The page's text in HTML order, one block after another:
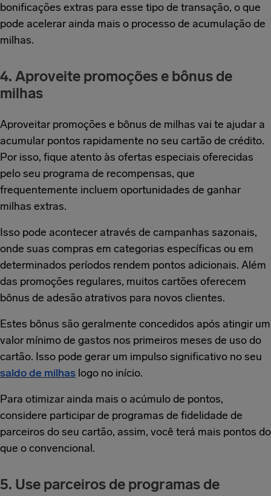
bonificações extras para esse tipo de transação, o que
pode acelerar ainda mais o processo de acumulação de
milhas.
4. Aproveite promoções e bônus de
milhas
Aproveitar promoções e bônus de milhas vai te ajudar a
acumular pontos rapidamente no seu cartão de crédito.
Por isso, fique atento às ofertas especiais oferecidas
pelo seu programa de recompensas, que
frequentemente incluem oportunidades de ganhar
milhas extras.
Isso pode acontecer através de campanhas sazonais,
onde suas compras em categorias específicas ou em
determinados períodos rendem pontos adicionais. Além
das promoções regulares, muitos cartões oferecem
bônus de adesão atrativos para novos clientes.
Estes bônus são geralmente concedidos após atingir um
valor mínimo de gastos nos primeiros meses de uso do
cartão. Isso pode gerar um impulso significativo no seu
saldo de milhas logo no início.
Para otimizar ainda mais o acúmulo de pontos,
considere participar de programas de fidelidade de
parceiros do seu cartão, assim, você terá mais pontos do
que o convencional.
5. Use parceiros de programas de